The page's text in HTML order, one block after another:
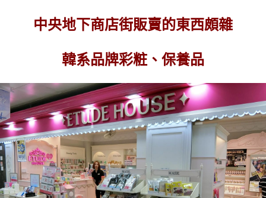
中央地下商店街販賣的東西頗雜
韓系品牌彩粧、保養品